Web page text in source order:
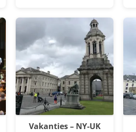
Vakanties – NY-UK